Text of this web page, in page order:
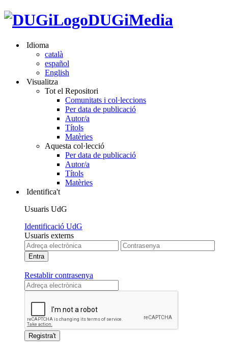
DUGiMedia
Idioma
català
español
English
Visualitza
Tot el Repositori
Comunitats i col·leccions
Per data de publicació
Autor/a
Títols
Matèries
Aquesta col·lecció
Per data de publicació
Autor/a
Títols
Matèries
Identifica't
Usuaris UdG
Identificació UdG
Usuaris externs
Restablir contrasenya